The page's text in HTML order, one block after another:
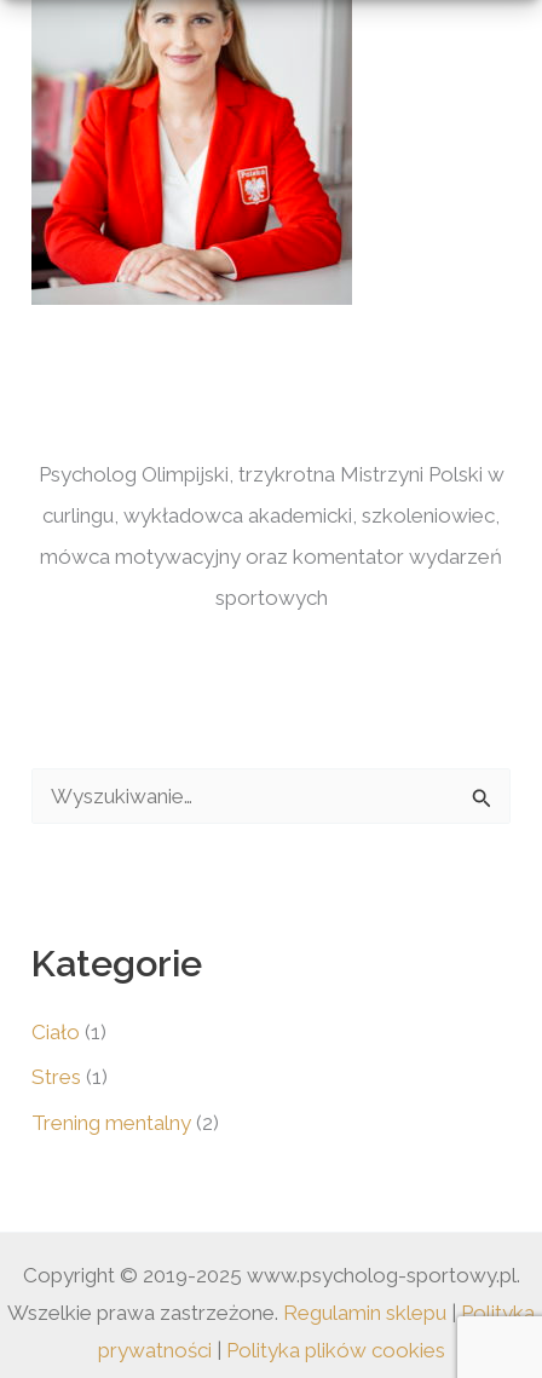
Psycholog Olimpijski, trzykrotna Mistrzyni Polski w
curlingu, wykładowca akademicki, szkoleniowiec,
mówca motywacyjny oraz komentator wydarzeń
sportowych
a
l
a
Kategorie
Ciało (1)
Stres (1)
Trening mentalny (2)
Copyright © 2019-2025 www.psycholog-sportowy.pl.
Wszelkie prawa zastrzeżone. Regulamin sklepu |Polityka
prywatności
Polityka plików cookies